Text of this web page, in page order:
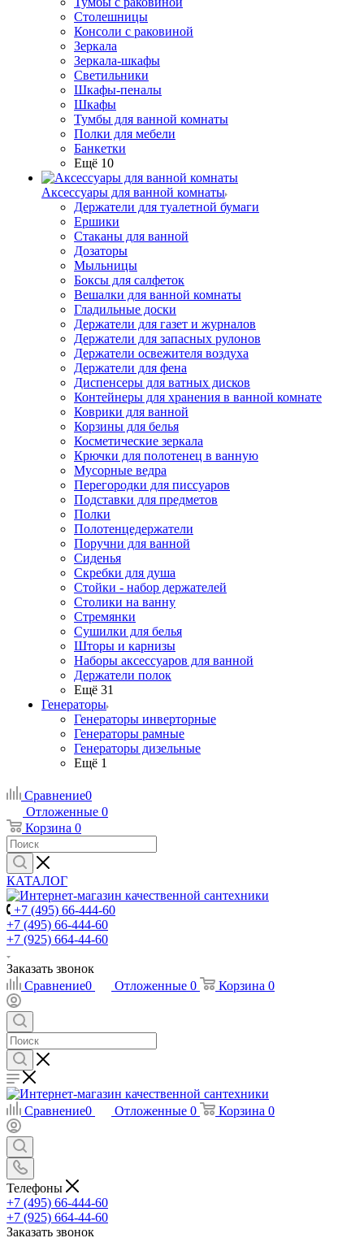
Столешницы
Консоли с раковиной
Зеркала
Зеркала-шкафы
Светильники
Шкафы-пеналы
Шкафы
Тумбы для ванной комнаты
Полки для мебели
Банкетки
Ещё 10
Аксессуары для ванной комнаты
Держатели для туалетной бумаги
Ершики
Стаканы для ванной
Дозаторы
Мыльницы
Боксы для салфеток
Вешалки для ванной комнаты
Гладильные доски
Держатели для газет и журналов
Держатели для запасных рулонов
Держатели освежителя воздуха
Держатели для фена
Диспенсеры для ватных дисков
Контейнеры для хранения в ванной комнате
Коврики для ванной
Корзины для белья
Косметические зеркала
Крючки для полотенец в ванную
Мусорные ведра
Перегородки для писсуаров
Подставки для предметов
Полки
Полотенцедержатели
Поручни для ванной
Сиденья
Скребки для душа
Стойки - набор держателей
Столики на ванну
Стремянки
Сушилки для белья
Шторы и карнизы
Наборы аксессуаров для ванной
Держатели полок
Ещё 31
Генераторы
Генераторы инверторные
Генераторы рамные
Генераторы дизельные
Ещё 1
Сравнение0
Отложенные 0
Корзина 0
КАТАЛОГ
+7 (495) 66-444-60
+7 (495) 66-444-60
+7 (925) 664-44-60
Заказать звонок
Сравнение0 Отложенные 0 Корзина 0
Сравнение0 Отложенные 0 Корзина 0
Телефоны
+7 (495) 66-444-60
+7 (925) 664-44-60
Заказать звонок